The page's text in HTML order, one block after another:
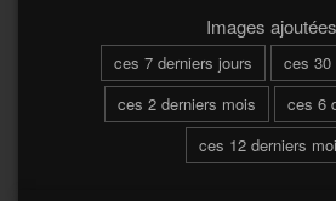
Images ajoutées
ces 7 derniers jours
ces 30
ces 2 derniers mois
ces 6
ces 12 derniers